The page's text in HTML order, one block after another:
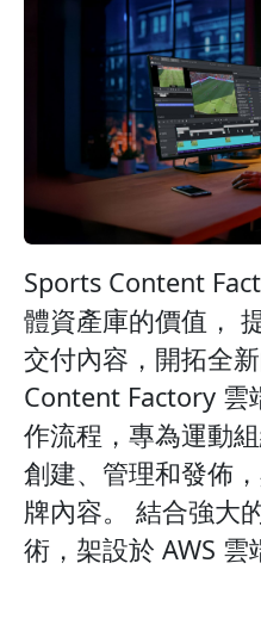
Sports Content
體資產庫的價值，
交付內容，開拓全
Content Factory 雲
作流程，專為運動
創建、管理和發佈
牌內容。 結合強大
術，架設於 AWS 雲